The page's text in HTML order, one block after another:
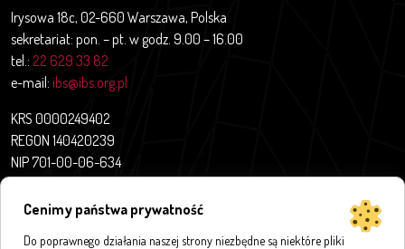
Cenimy państwa prywatność
Do poprawnego działania naszej strony niezbędne są niektóre pliki
Irysowa 18c, 02-660 Warszawa, Polska
sekretariat: pon. – pt. w godz. 9.00 – 16.00
tel.: 22 629 33 82
e-mail: ibs@ibs.org.pl
KRS 0000249402
REGON 140420239
NIP 701-00-06-634
O nas
Projekty badawcze